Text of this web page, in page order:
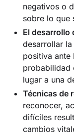
negativos o
sobre lo que
El desarrollo
desarrollar
positiva ante
probabilidad
lugar a una
Técnicas de
reconocer,
difíciles
cambios